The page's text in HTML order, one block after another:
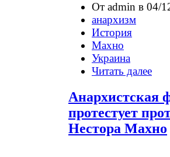
От admin в 04/
анархизм
История
Махно
Украина
Читать далее
Анархистская
протестует
Нестора Махно